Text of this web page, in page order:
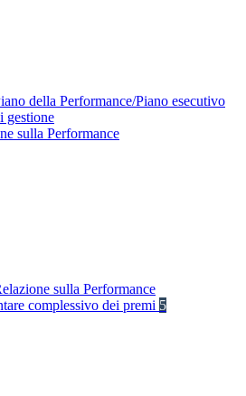
della Performance/Piano esecutivo
gestione
sulla Performance
sulla Performance
complessivo dei premi 5